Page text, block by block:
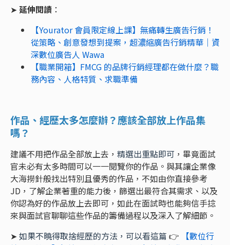
➤ 延伸閱讀 ：
【Yourator 會員限定線上課】無痛轉生廣告行銷！
從策略、創意發想到提案，超濃縮廣告行銷精華｜資
深數位廣告人 Wawa
【職業開箱】FMCG 的品牌行銷經理都在做什麼？職
務內容、人格特質、求職準備
作品、經歷太多怎麼辦？應該全部放上作品集
嗎？
建議不用把作品全部放上去， 精選出重點即可 ，畢竟面試
官未必有太多時間可以一一閱覽你的作品。與其讓企業像
大海撈針般找出特別且優秀的作品，不如由你直接參考
JD，了解企業著重的能力後，篩選出最符合其需求、以及
你認為好的作品放上去即可，如此在面試時也能夠信手捻
來與面試官聊聊這些作品的籌備過程以及深入了解細節。
➤ 如果不曉得取捨經歷的方法，可以看這篇 👉
【數位行